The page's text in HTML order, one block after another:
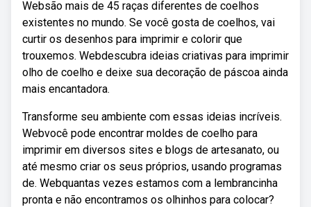
Websão mais de 45 raças diferentes de coelhos
existentes no mundo. Se você gosta de coelhos, vai
curtir os desenhos para imprimir e colorir que
trouxemos. Webdescubra ideias criativas para imprimir
olho de coelho e deixe sua decoração de páscoa ainda
mais encantadora.
Transforme seu ambiente com essas ideias incríveis.
Webvocê pode encontrar moldes de coelho para
imprimir em diversos sites e blogs de artesanato, ou
até mesmo criar os seus próprios, usando programas
de. Webquantas vezes estamos com a lembrancinha
pronta e não encontramos os olhinhos para colocar?